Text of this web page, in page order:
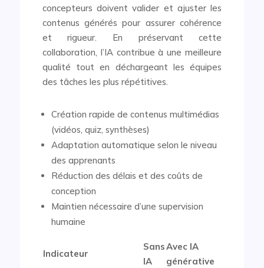
concepteurs doivent valider et ajuster les
contenus générés pour assurer cohérence
et rigueur. En préservant cette
collaboration, l’IA contribue à une meilleure
qualité tout en déchargeant les équipes
des tâches les plus répétitives.
Création rapide de contenus multimédias
(vidéos, quiz, synthèses)
Adaptation automatique selon le niveau
des apprenants
Réduction des délais et des coûts de
conception
Maintien nécessaire d’une supervision
humaine
Indicateur
Sans
IA
Avec IA
générative